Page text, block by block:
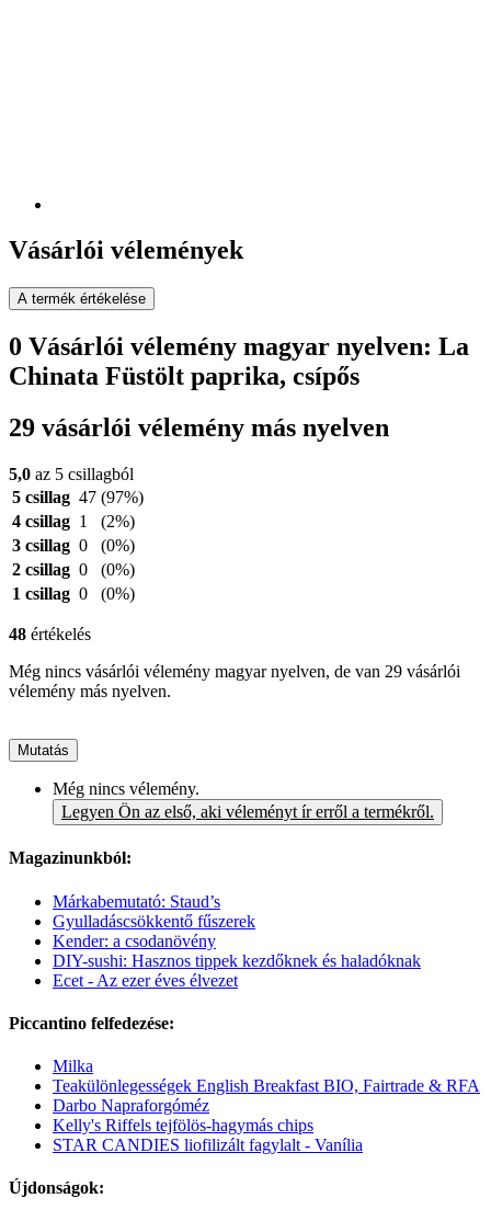
Vásárlói vélemények
A termék értékelése
0 Vásárlói vélemény magyar nyelven: La
Chinata Füstölt paprika, csípős
29 vásárlói vélemény más nyelven
5,0 az 5 csillagból
5 csillag 47 (97%)
4 csillag 1
(2%)
3 csillag 0
(0%)
2 csillag 0
(0%)
1 csillag 0 (0%)
48 értékelés
Még nincs vásárlói vélemény magyar nyelven, de van 29 vásárlói
vélemény más nyelven.
Mutatás
Még nincs vélemény.
Legyen Ön az első, aki véleményt ír erről a termékről.
Magazinunkból:
Márkabemutató: Staud’s
Gyulladáscsökkentő fűszerek
Kender: a csodanövény
DIY-sushi: Hasznos tippek kezdőknek és haladóknak
Ecet - Az ezer éves élvezet
Piccantino felfedezése:
Milka
Teakülönlegességek English Breakfast BIO, Fairtrade & RFA
Darbo Napraforgóméz
Kelly's Riffels tejfölös-hagymás chips
STAR CANDIES liofilizált fagylalt - Vanília
Újdonságok: